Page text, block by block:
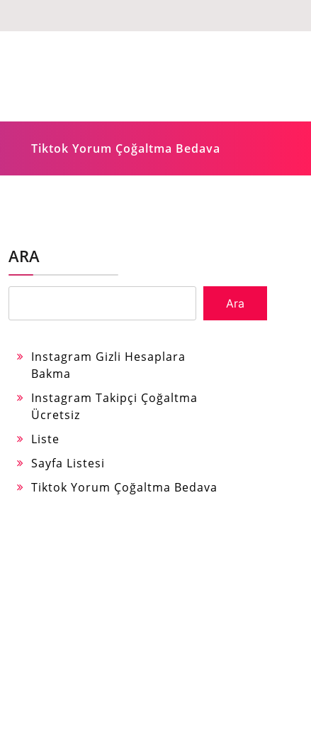
Tiktok Yorum Çoğaltma Bedava
ARA
Ara
Instagram Gizli Hesaplara
Bakma
Instagram Takipçi Çoğaltma
Ücretsiz
Liste
Sayfa Listesi
Tiktok Yorum Çoğaltma Bedava